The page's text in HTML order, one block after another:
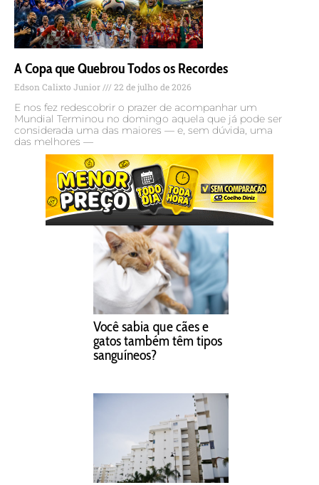
A Copa que Quebrou Todos os Recordes
Edson Calixto Junior 22 de julho de 2026
E nos fez redescobrir o prazer de acompanhar um
Mundial Terminou no domingo aquela que já pode ser
considerada uma das maiores — e, sem dúvida, uma
das melhores —
Você sabia que cães e
gatos também têm tipos
sanguíneos?